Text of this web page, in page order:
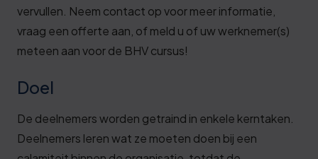
vervullen. Neem contact op voor meer informatie,
vraag een offerte aan, of meld u of uw werknemer(s)
meteen aan voor de BHV cursus!
Doel
De deelnemers worden getraind in enkele kerntaken.
Deelnemers leren wat ze moeten doen bij een